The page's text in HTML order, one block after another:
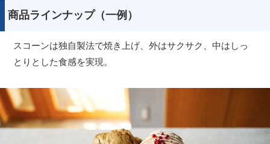
商品ラインナップ（一例）
スコーンは独自製法で焼き上げ、外はサクサク、中はしっ
とりとした食感を実現。